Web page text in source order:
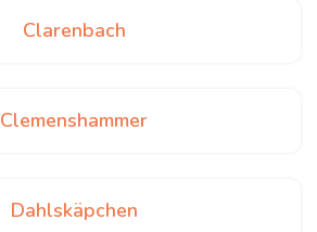
Clarenbach
Clemenshammer
Dahlskäpchen